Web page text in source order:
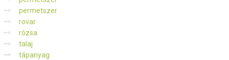
permetszer
rovar
rózsa
talaj
tápanyag